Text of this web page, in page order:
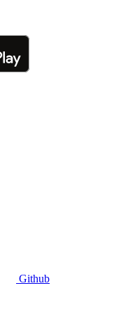
Github